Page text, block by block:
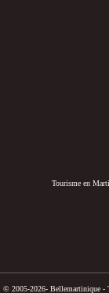
Tourisme en
© 2005-2026- Bellemartinique -